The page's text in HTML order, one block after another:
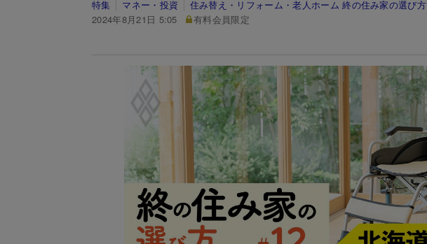
特集 マネー・投資
住み替え・リフォーム・老人ホーム 終の住み家の選び方
2024年8月21日 5:05
有料会員限定